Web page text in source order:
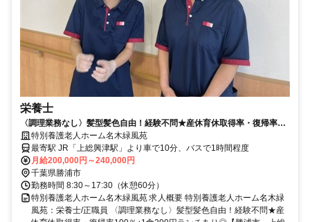
栄養士
〈調理業務なし〉髪型髪色自由！経験不問★産休育休取得率・復帰率
100％♪1食200円ランチあり◎【勝浦市、上総興津駅、特養、栄養士、
正職員】
特別養護老人ホーム名木緑風苑
最寄駅 JR「上総興津駅」より車で10分、バスで1時間程度
月給200,000円～240,000円
千葉県勝浦市
勤務時間 8:30～17:30（休憩60分）
特別養護老人ホーム名木緑風苑 求人概要 特別養護老人ホーム名木緑
風苑：栄養士/正職員 〈調理業務なし〉髪型髪色自由！経験不問★産